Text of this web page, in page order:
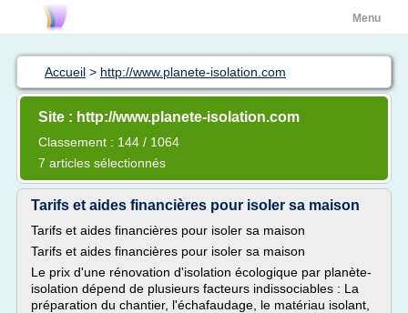
Menu
Accueil > http://www.planete-isolation.com
Site : http://www.planete-isolation.com
Classement : 144 / 1064
7 articles sélectionnés
Tarifs et aides financières pour isoler sa maison
Tarifs et aides financières pour isoler sa maison
Tarifs et aides financières pour isoler sa maison
Le prix d'une rénovation d'isolation écologique par planète-
isolation dépend de plusieurs facteurs indissociables : La
préparation du chantier, l'échafaudage, le matériau isolant,